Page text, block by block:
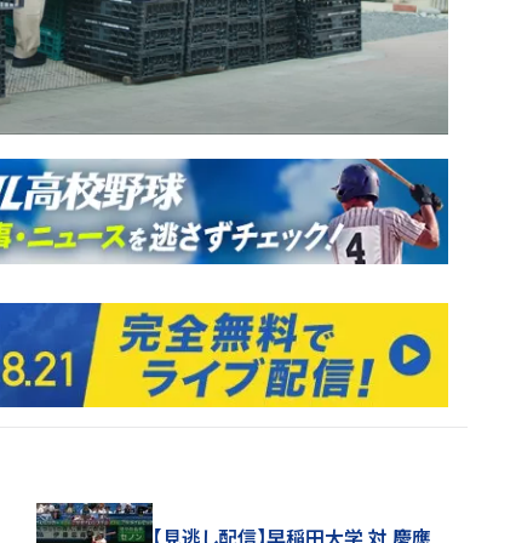
【見逃し配信】早稲田大学 対 慶應